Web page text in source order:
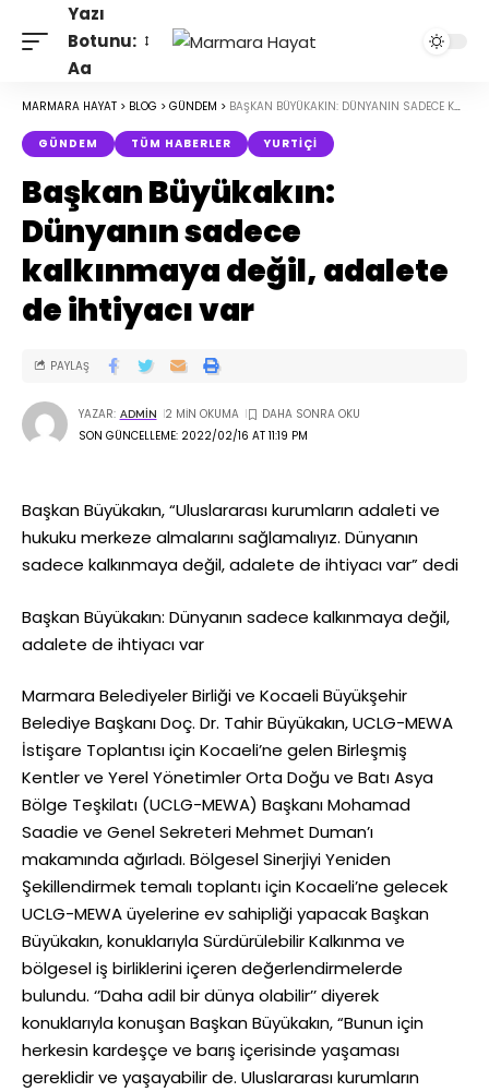
Yazı
Botunu:
Aa
MARMARA HAYAT > BLOG > GÜNDEM > BAŞKAN BÜYÜKAKIN: DÜNYANIN SADECE KALKINMAYA DEĞIL, ADALETE DE IHTIYACI VAR
GÜNDEM TÜM HABERLER YURTIÇI
Başkan Büyükakın:
Dünyanın sadece
kalkınmaya değil, adalete
de ihtiyacı var
SON GÜNCELLEME: 2022/02/16 AT 11:19 PM
YAZAR: ADMIN 2 MIN OKUMA
PAYLAŞ
Başkan Büyükakın, “Uluslararası kurumların adaleti ve
hukuku merkeze almalarını sağlamalıyız. Dünyanın
sadece kalkınmaya değil, adalete de ihtiyacı var” dedi
Başkan Büyükakın: Dünyanın sadece kalkınmaya değil,
adalete de ihtiyacı var
Marmara Belediyeler Birliği ve Kocaeli Büyükşehir
Belediye Başkanı Doç. Dr. Tahir Büyükakın, UCLG-MEWA
İstişare Toplantısı için Kocaeli’ne gelen Birleşmiş
Kentler ve Yerel Yönetimler Orta Doğu ve Batı Asya
Bölge Teşkilatı (UCLG-MEWA) Başkanı Mohamad
Saadie ve Genel Sekreteri Mehmet Duman’ı
makamında ağırladı. Bölgesel Sinerjiyi Yeniden
Şekillendirmek temalı toplantı için Kocaeli’ne gelecek
UCLG-MEWA üyelerine ev sahipliği yapacak Başkan
Büyükakın, konuklarıyla Sürdürülebilir Kalkınma ve
bölgesel iş birliklerini içeren değerlendirmelerde
bulundu. ‘’Daha adil bir dünya olabilir’’ diyerek
konuklarıyla konuşan Başkan Büyükakın, “Bunun için
herkesin kardeşçe ve barış içerisinde yaşaması
gereklidir ve yaşayabilir de. Uluslararası kurumların